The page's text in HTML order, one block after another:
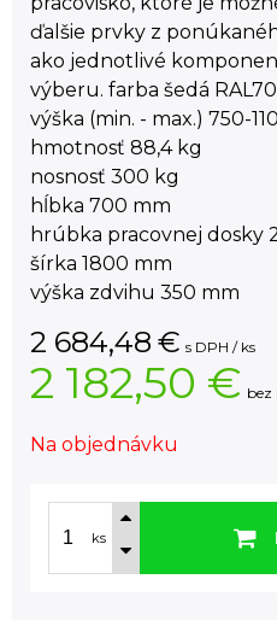
ďalšie prvky z
ako jednotlivé
výberu. farba šedá
výška (min. - max.) 750-
hmotnosť 88,4 kg
nosnosť 300 kg
hĺbka 700 mm
hrúbka pracovnej dosky
šírka 1800 mm
výška zdvihu 350 mm
2 684,48 € s DPH / ks
2 182,50 € bez
Na objednávku
ks